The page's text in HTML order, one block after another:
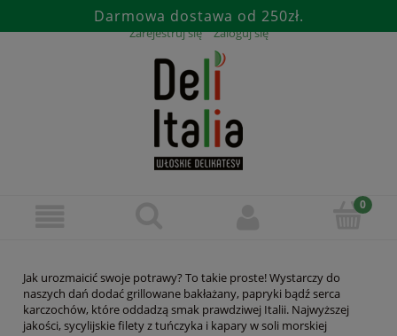
Darmowa dostawa od 250zł.
Zarejestruj się Zaloguj się
Jak urozmaicić swoje potrawy? To takie proste! Wystarczy do
naszych dań dodać grillowane bakłażany, papryki bądź serca
karczochów, które oddadzą smak prawdziwej Italii. Najwyższej
jakości, sycylijskie filety z tuńczyka i kapary w soli morskiej